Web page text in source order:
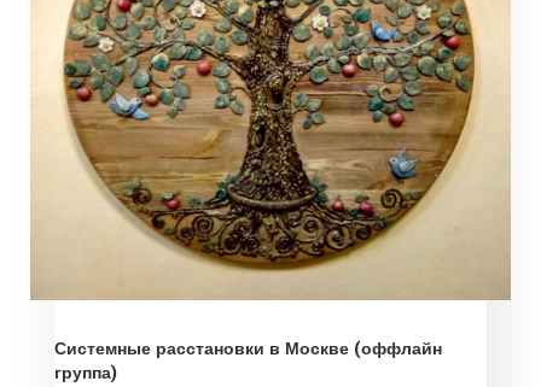
Системные расстановки в Москве (оффлайн
группа)